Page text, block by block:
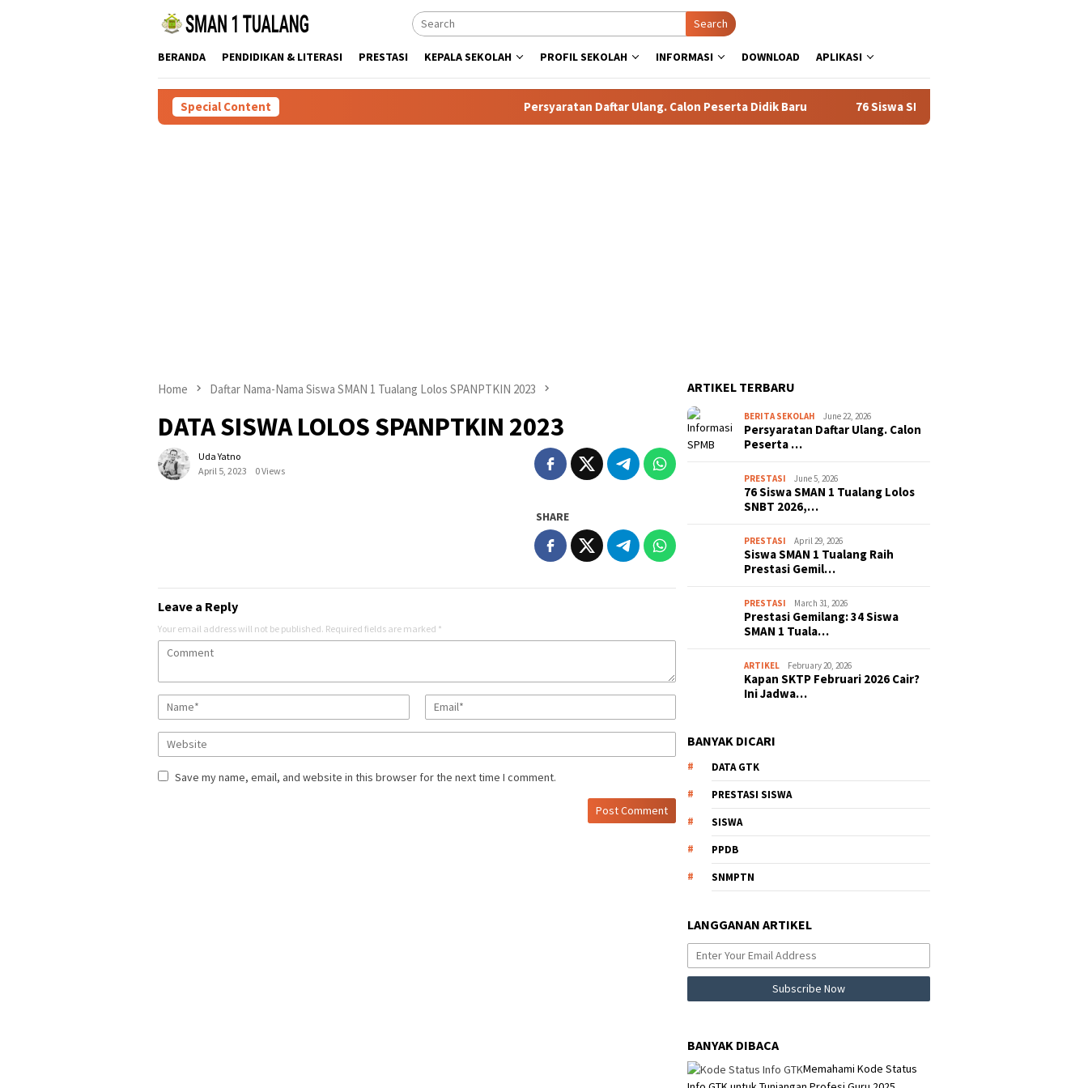
Search
BERANDA PENDIDIKAN & LITERASI PRESTASI KEPALA SEKOLAH PROFIL SEKOLAH INFORMASI DOWNLOAD APLIKASI
Special Content Persyaratan Daftar Ulang. Calon Peserta Didik Baru 76 Siswa SMAN 1 Tualang Lolos SNBT 2026,
Home Daftar Nama-Nama Siswa SMAN 1 Tualang Lolos SPANPTKIN 2023
DATA SISWA LOLOS SPANPTKIN 2023
Uda Yatno
April 5, 2023
0 Views
SHARE
Leave a Reply
Your email address will not be published. Required fields are marked *
Save my name, email, and website in this browser for the next time I comment.
ARTIKEL TERBARU
BERITA SEKOLAH June 22, 2026
Persyaratan Daftar Ulang. Calon
Peserta …
PRESTASI June 5, 2026
76 Siswa SMAN 1 Tualang Lolos
SNBT 2026,…
PRESTASI April 29, 2026
Siswa SMAN 1 Tualang Raih
Prestasi Gemil…
PRESTASI March 31, 2026
Prestasi Gemilang: 34 Siswa
SMAN 1 Tuala…
ARTIKEL February 20, 2026
Kapan SKTP Februari 2026 Cair?
Ini Jadwa…
BANYAK DICARI
DATA GTK
PRESTASI SISWA
SISWA
PPDB
SNMPTN
LANGGANAN ARTIKEL
BANYAK DIBACA
Memahami Kode Status